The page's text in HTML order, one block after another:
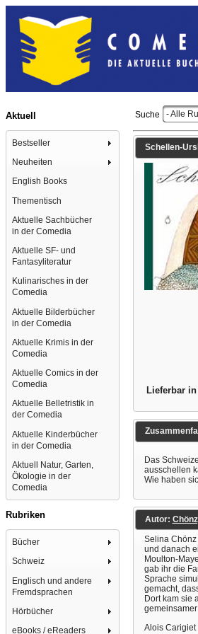
Aktuell
Bestseller
Neuheiten
English Books
Thementisch
Aktuelle Sachbücher
in der Comedia
Aktuelle SF- und
Fantasyliteratur
Kulinarisches in der
Comedia
Aktuelle Bilderbücher
in der Comedia
Aktuelle Krimis in der
Comedia
Aktuelle Comics in der
Comedia
Aktuelle Belletristik in
der Comedia
Aktuelle Kinderbücher
in der Comedia
Aktuell Natur, Garten,
Ökologie in der
Comedia
Rubriken
Bücher
Schweiz
Englisch und andere
Fremdsprachen
Hörbücher
eBooks / eReaders
Suche - Alle
Schellen-
Lieferbar
Das
ausschellen
Wie haben
Autor:
Selina Chönz
und danach
Moulton-
gab ihr die
Sprache
gemacht,
Dort kam sie
Alois Carigiet